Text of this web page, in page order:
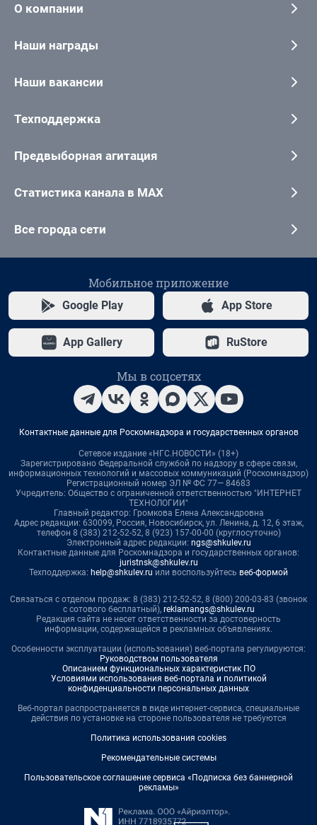
О компании
Наши награды
Наши вакансии
Техподдержка
Предвыборная агитация
Статистика канала в MAX
Все города сети
Мобильное приложение
Google Play App Store
App Gallery RuStore
Мы в соцсетях
Контактные данные для Роскомнадзора и государственных органов
Сетевое издание «НГС.НОВОСТИ» (18+)
Зарегистрировано Федеральной службой по надзору в сфере связи,
информационных технологий и массовых коммуникаций (Роскомнадзор)
Регистрационный номер ЭЛ № ФС 77— 84683
Учредитель: Общество с ограниченной ответственностью "ИНТЕРНЕТ
ТЕХНОЛОГИИ"
Главный редактор: Громкова Елена Александровна
Адрес редакции: 630099, Россия, Новосибирск, ул. Ленина, д. 12, 6 этаж,
телефон 8 (383) 212-52-52, 8 (923) 157-00-00 (круглосуточно)
Электронный адрес редакции: ngs@shkulev.ru
Контактные данные для Роскомнадзора и государственных органов:
juristnsk@shkulev.ru
Техподдержка: help@shkulev.ru или воспользуйтесь веб-формой
Связаться с отделом продаж: 8 (383) 212-52-52, 8 (800) 200-03-83 (звонок
с сотового бесплатный), reklamangs@shkulev.ru
Редакция сайта не несет ответственности за достоверность
информации, содержащейся в рекламных объявлениях.
Особенности эксплуатации (использования) веб-портала регулируются:
Руководством пользователя
Описанием функциональных характеристик ПО
Условиями использования веб-портала и политикой
конфиденциальности персональных данных
Веб-портал распространяется в виде интернет-сервиса, специальные
действия по установке на стороне пользователя не требуются
Политика использования cookies
Рекомендательные системы
Пользовательское соглашение сервиса «Подписка без баннерной
рекламы»